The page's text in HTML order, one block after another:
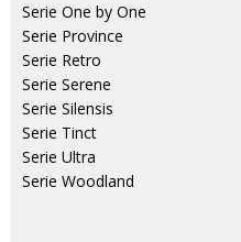
Serie One by One
Serie Province
Serie Retro
Serie Serene
Serie Silensis
Serie Tinct
Serie Ultra
Serie Woodland